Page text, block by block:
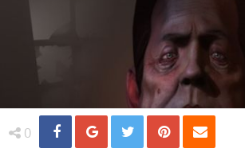
0 Share Distribuie
Tweet Pin